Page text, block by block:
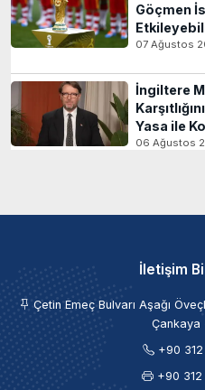
Göçmen
07 Ağustos
İngiltere
Yasa ile
06 Ağustos
İletişim
Çetin Emeç Bulvarı Aşağı
Çankaya
+90
+90 312